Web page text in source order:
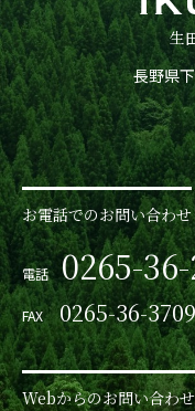
生
長野県
お電話でのお問い合わせ
電話 0265-
FAX0265-36-3709
Webからのお問い合わせ